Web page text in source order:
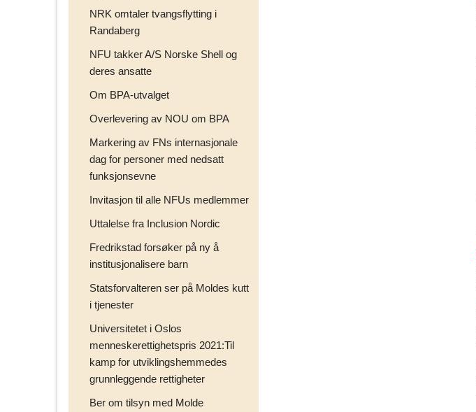
NRK omtaler tvangsflytting i
Randaberg
NFU takker A/S Norske Shell og
deres ansatte
Om BPA-utvalget
Overlevering av NOU om BPA
Markering av FNs internasjonale
dag for personer med nedsatt
funksjonsevne
Invitasjon til alle NFUs medlemmer
Uttalelse fra Inclusion Nordic
Fredrikstad forsøker på ny å
institusjonalisere barn
Statsforvalteren ser på Moldes kutt
i tjenester
Universitetet i Oslos
menneskerettighetspris 2021:Til
kamp for utviklingshemmedes
grunnleggende rettigheter
Ber om tilsyn med Molde